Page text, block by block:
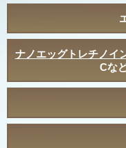
ナノエッグトレチノイ
Cな